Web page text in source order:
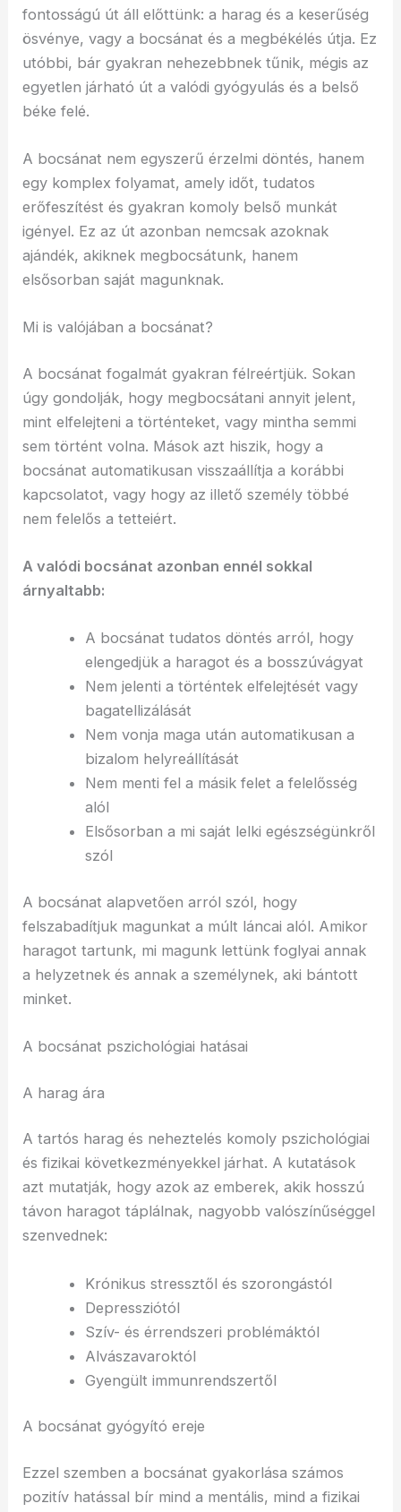
fontosságú út áll előttünk: a harag és a keserűség
ösvénye, vagy a bocsánat és a megbékélés útja. Ez
utóbbi, bár gyakran nehezebbnek tűnik, mégis az
egyetlen járható út a valódi gyógyulás és a belső
béke felé.
A bocsánat nem egyszerű érzelmi döntés, hanem
egy komplex folyamat, amely időt, tudatos
erőfeszítést és gyakran komoly belső munkát
igényel. Ez az út azonban nemcsak azoknak
ajándék, akiknek megbocsátunk, hanem
elsősorban saját magunknak.
Mi is valójában a bocsánat?
A bocsánat fogalmát gyakran félreértjük. Sokan
úgy gondolják, hogy megbocsátani annyit jelent,
mint elfelejteni a történteket, vagy mintha semmi
sem történt volna. Mások azt hiszik, hogy a
bocsánat automatikusan visszaállítja a korábbi
kapcsolatot, vagy hogy az illető személy többé
nem felelős a tetteiért.
A valódi bocsánat azonban ennél sokkal
árnyaltabb:
A bocsánat tudatos döntés arról, hogy
elengedjük a haragot és a bosszúvágyat
Nem jelenti a történtek elfelejtését vagy
bagatellizálását
Nem vonja maga után automatikusan a
bizalom helyreállítását
Nem menti fel a másik felet a felelősség
alól
Elsősorban a mi saját lelki egészségünkről
szól
A bocsánat alapvetően arról szól, hogy
felszabadítjuk magunkat a múlt láncai alól. Amikor
haragot tartunk, mi magunk lettünk foglyai annak
a helyzetnek és annak a személynek, aki bántott
minket.
A bocsánat pszichológiai hatásai
A harag ára
A tartós harag és neheztelés komoly pszichológiai
és fizikai következményekkel járhat. A kutatások
azt mutatják, hogy azok az emberek, akik hosszú
távon haragot táplálnak, nagyobb valószínűséggel
szenvednek:
Krónikus stressztől és szorongástól
Depressziótól
Szív- és érrendszeri problémáktól
Alvászavaroktól
Gyengült immunrendszertől
A bocsánat gyógyító ereje
Ezzel szemben a bocsánat gyakorlása számos
pozitív hatással bír mind a mentális, mind a fizikai